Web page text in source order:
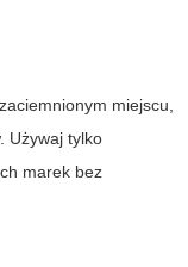
miejscu,
Używaj tylko
marek bez